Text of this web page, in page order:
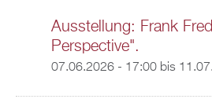
Ausstellung: Frank
Perspective".
07.06.2026 - 17:00bis